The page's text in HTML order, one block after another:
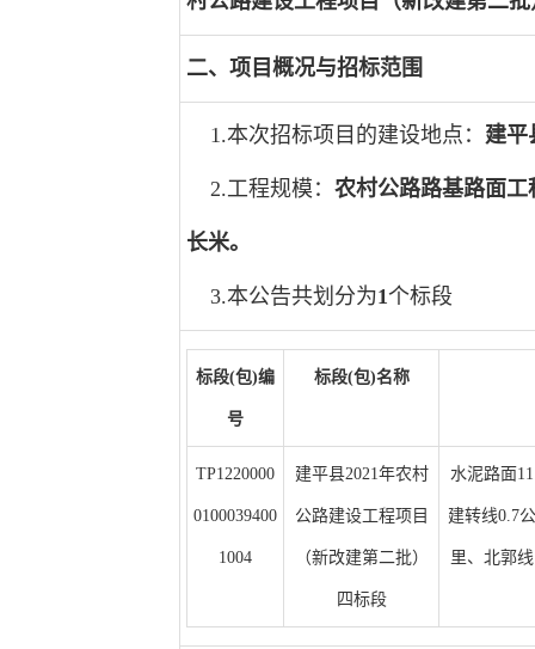
二、项目概况与招标范围
1.本次招标项目的建设地点： 建平
2.工程规模： 农村公路路基路面工
长米。
3.本公告共划分为1个标段
标段(包)编
号
标段(包)名称
TP1220000
0100039400
1004
建平县2021年农村
公路建设工程项目
（新改建第二批）
四标段
水泥路面
建转线0.7
里、北郭